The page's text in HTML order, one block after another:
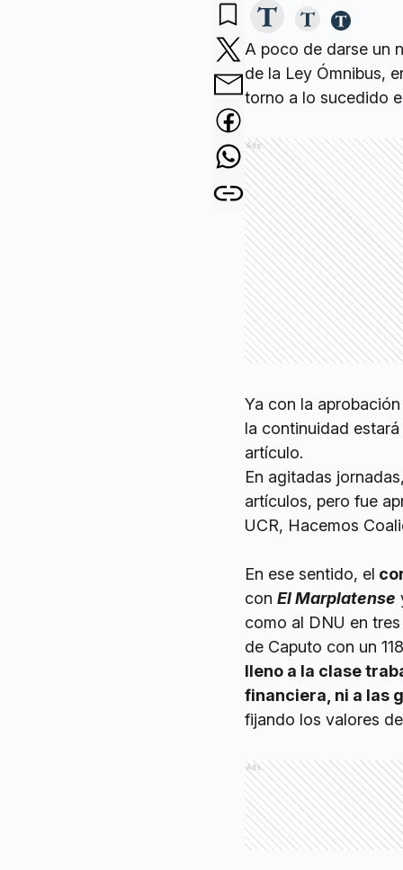
A poco de darse un
de la Ley Ómnibus,
torno a lo sucedido
Ads
Ya con la
la continuidad
artículo.
En agitadas
artículos, pero fue
UCR, Hacemos
En ese sentido, el
con El Marplatense
como al DNU en
de Caputo con un
lleno a la clase
financiera, ni a las
fijando los valores
Ads